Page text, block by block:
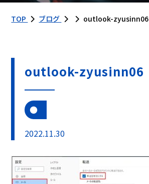
TOP ブログ outlook-zyusinn06
outlook-zyusinn06
2022.11.30